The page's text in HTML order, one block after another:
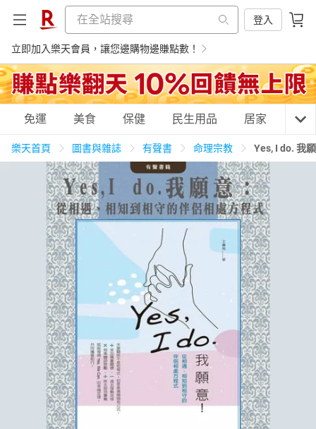
登入
立即加入樂天會員，讓您邊購物邊賺點數！
購物網分類
天天免運 美食蛋糕 養生保健 民生用品
居家生活 3C家電 運動休閒 親子玩具
女裝 男裝 化妝保養 情趣用品
日本購物 電子/紙本書
HOT
免運 美食 保健 民生用品 居家 3C
樂天首頁 圖書與雜誌 有聲書 命理宗教 Yes, I do. 我